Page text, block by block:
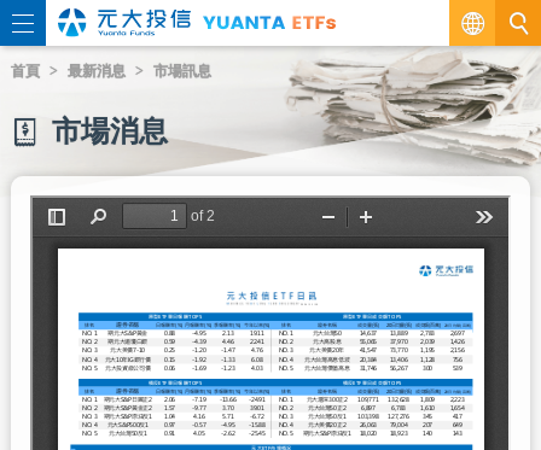
繁
EN
首頁 最新消息 市場訊息
市場消息